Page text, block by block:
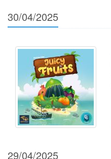
30/04/2025
29/04/2025